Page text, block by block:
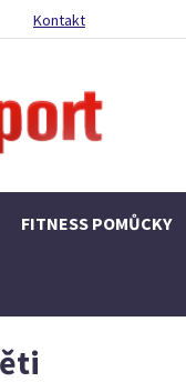
Kontakt
FITNESS POMŮCKY